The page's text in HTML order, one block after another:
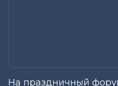
На праздничный